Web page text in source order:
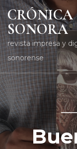
CRÓNICA
SONORA
revista impresa y
sonorense